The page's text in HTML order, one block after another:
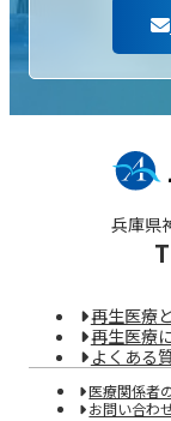
兵庫県
再生医療
再生医療
よくある
医療関係者
お問い合わ